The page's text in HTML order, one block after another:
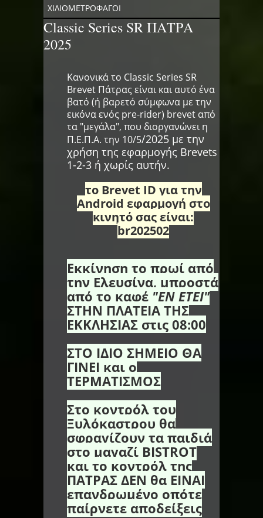
ΧΙΛΙΟΜΕΤΡΟΦΑΓΟΙ
Classic Series SR ΠΑΤΡΑ
2025
Κανονικά το Classic Series SR
Βrevet Πάτρας είναι και αυτό ένα
βατό (ή βαρετό σύμφωνα με την
εικόνα ενός pre-rider) brevet από
τα "μεγάλα", που διοργανώνει η
Π.Ε.Π.Α. την 10/5/2025 με την
χρήση της εφαρμογής Brevets
1-2-3 ή χωρίς αυτήν.
το Brevet ID για την
Android εφαρμογή στο
κινητό σας είναι:
br202502
Εκκίνηση το πρωί από
την Ελευσίνα, μπροστά
από το καφέ "ΕΝ ΕΤΕΙ"
ΣΤΗΝ ΠΛΑΤΕΙΑ ΤΗΣ
ΕΚΚΛΗΣΙΑΣ στις 08:00
ΣΤΟ ΙΔΙΟ ΣΗΜΕΙΟ ΘΑ
ΓΙΝΕΙ και ο
ΤΕΡΜΑΤΙΣΜΟΣ
Στο κοντρόλ του
Ξυλόκαστρου θα
σφραγίζουν τα παιδιά
στο μαγαζί BISTROT
και το κοντρόλ της
ΠΑΤΡΑΣ ΔΕΝ θα ΕΙΝΑΙ
επανδρωμένο οπότε
παίρνετε αποδείξεις